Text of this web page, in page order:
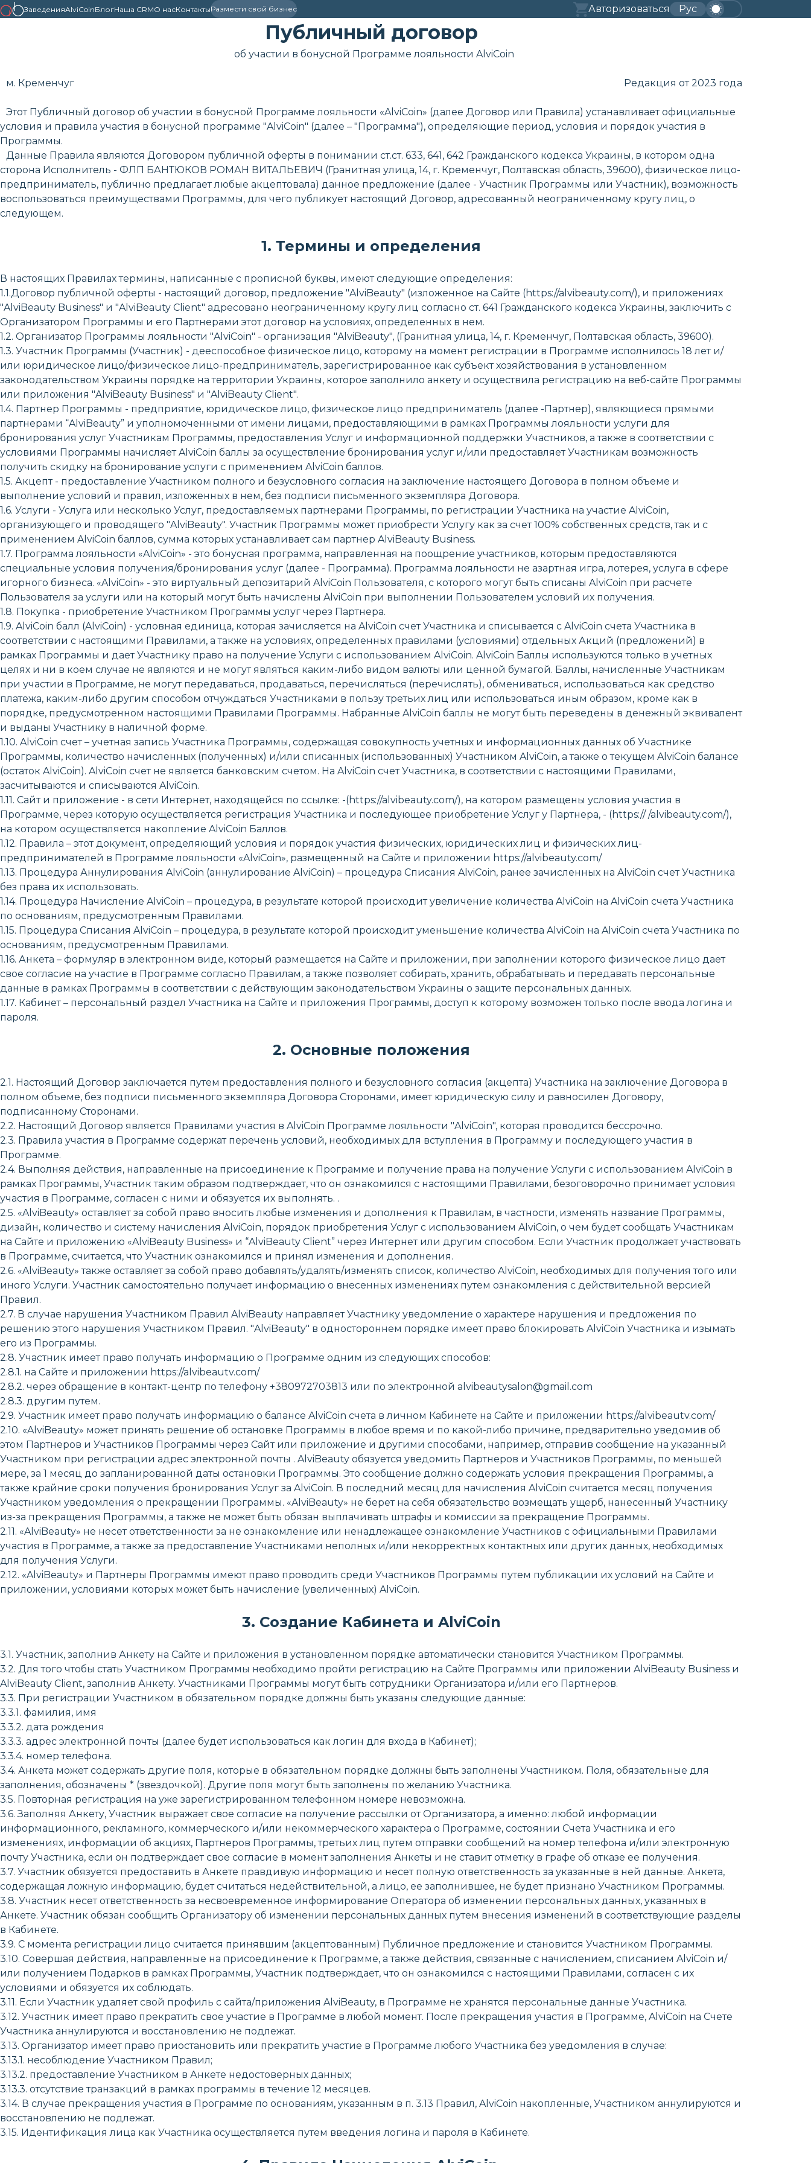
ЗаведенияAlviCoinБлогНаша CRMО насКонтактыРазмести свой бизнес Авторизоваться Рус
Публичный договор
об участии в бонусной Программе лояльности AlviCoin
м. Кременчуг Редакция от 2023 года
Этот Публичный договор об участии в бонусной Программе лояльности «AlviCoin» (далее Договор или Правила) устанавливает официальные
условия и правила участия в бонусной программе "AlviCoin" (далее – "Программа"), определяющие период, условия и порядок участия в
Программы.
Данные Правила являются Договором публичной оферты в понимании ст.ст. 633, 641, 642 Гражданского кодекса Украины, в котором одна
сторона Исполнитель - ФЛП БАНТЮКОВ РОМАН ВИТАЛЬЕВИЧ (Гранитная улица, 14, г. Кременчуг, Полтавская область, 39600), физическое лицо-
предприниматель, публично предлагает любые акцептовала) данное предложение (далее - Участник Программы или Участник), возможность
воспользоваться преимуществами Программы, для чего публикует настоящий Договор, адресованный неограниченному кругу лиц, о
следующем.
1. Термины и определения
В настоящих Правилах термины, написанные с прописной буквы, имеют следующие определения:
1.1.Договор публичной оферты - настоящий договор, предложение "AlviBeauty" (изложенное на Сайте (https://alvibeauty.com/), и приложениях
"AlviBeauty Business" и "AlviBeauty Client" адресовано неограниченному кругу лиц согласно ст. 641 Гражданского кодекса Украины, заключить с
Организатором Программы и его Партнерами этот договор на условиях, определенных в нем.
1.2. Организатор Программы лояльности "AlviCoin" - организация "AlviBeauty", (Гранитная улица, 14, г. Кременчуг, Полтавская область, 39600).
1.3. Участник Программы (Участник) - дееспособное физическое лицо, которому на момент регистрации в Программе исполнилось 18 лет и/
или юридическое лицо/физическое лицо-предприниматель, зарегистрированное как субъект хозяйствования в установленном
законодательством Украины порядке на территории Украины, которое заполнило анкету и осуществила регистрацию на веб-сайте Программы
или приложения "AlviBeauty Business" и "AlviBeauty Client".
1.4. Партнер Программы - предприятие, юридическое лицо, физическое лицо предприниматель (далее -Партнер), являющиеся прямыми
партнерами “AlviBeauty” и уполномоченными от имени лицами, предоставляющими в рамках Программы лояльности услуги для
бронирования услуг Участникам Программы, предоставления Услуг и информационной поддержки Участников, а также в соответствии с
условиями Программы начисляет AlviCoin баллы за осуществление бронирования услуг и/или предоставляет Участникам возможность
получить скидку на бронирование услуги с применением AlviCoin баллов.
1.5. Акцепт - предоставление Участником полного и безусловного согласия на заключение настоящего Договора в полном объеме и
выполнение условий и правил, изложенных в нем, без подписи письменного экземпляра Договора.
1.6. Услуги - Услуга или несколько Услуг, предоставляемых партнерами Программы, по регистрации Участника на участие AlviCoin,
организующего и проводящего "AlviBeauty". Участник Программы может приобрести Услугу как за счет 100% собственных средств, так и с
применением AlviCoin баллов, сумма которых устанавливает сам партнер AlviBeauty Business.
1.7. Программа лояльности «AlviCoin» - это бонусная программа, направленная на поощрение участников, которым предоставляются
специальные условия получения/бронирования услуг (далее - Программа). Программа лояльности не азартная игра, лотерея, услуга в сфере
игорного бизнеса. «AlviCoin» - это виртуальный депозитарий AlviCoin Пользователя, с которого могут быть списаны AlviCoin при расчете
Пользователя за услуги или на который могут быть начислены AlviCoin при выполнении Пользователем условий их получения.
1.8. Покупка - приобретение Участником Программы услуг через Партнера.
1.9. AlviCoin балл (AlviCoin) - условная единица, которая зачисляется на AlviCoin счет Участника и списывается с AlviCoin счета Участника в
соответствии с настоящими Правилами, а также на условиях, определенных правилами (условиями) отдельных Акций (предложений) в
рамках Программы и дает Участнику право на получение Услуги с использованием AlviCoin. AlviCoin Баллы используются только в учетных
целях и ни в коем случае не являются и не могут являться каким-либо видом валюты или ценной бумагой. Баллы, начисленные Участникам
при участии в Программе, не могут передаваться, продаваться, перечисляться (перечислять), обмениваться, использоваться как средство
платежа, каким-либо другим способом отчуждаться Участниками в пользу третьих лиц или использоваться иным образом, кроме как в
порядке, предусмотренном настоящими Правилами Программы. Набранные AlviCoin баллы не могут быть переведены в денежный эквивалент
и выданы Участнику в наличной форме.
1.10. AlviCoin счет – учетная запись Участника Программы, содержащая совокупность учетных и информационных данных об Участнике
Программы, количество начисленных (полученных) и/или списанных (использованных) Участником AlviCoin, а также о текущем AlviCoin балансе
(остаток AlviCoin). AlviCoin счет не является банковским счетом. На AlviCoin счет Участника, в соответствии с настоящими Правилами,
засчитываются и списываются AlviCoin.
1.11. Сайт и приложение - в сети Интернет, находящейся по ссылке: -(https://alvibeauty.com/), на котором размещены условия участия в
Программе, через которую осуществляется регистрация Участника и последующее приобретение Услуг у Партнера, - (https:// /alvibeauty.com/),
на котором осуществляется накопление AlviCoin Баллов.
1.12. Правила – этот документ, определяющий условия и порядок участия физических, юридических лиц и физических лиц-
предпринимателей в Программе лояльности «AlviCoin», размещенный на Сайте и приложении https://alvibeauty.com/
1.13. Процедура Аннулирования AlviCoin (аннулирование AlviCoin) – процедура Списания AlviCoin, ранее зачисленных на AlviCoin счет Участника
без права их использовать.
1.14. Процедура Начисление AlviCoin – процедура, в результате которой происходит увеличение количества AlviCoin на AlviCoin счета Участника
по основаниям, предусмотренным Правилами.
1.15. Процедура Списания AlviCoin – процедура, в результате которой происходит уменьшение количества AlviCoin на AlviCoin счета Участника по
основаниям, предусмотренным Правилами.
1.16. Анкета – формуляр в электронном виде, который размещается на Сайте и приложении, при заполнении которого физическое лицо дает
свое согласие на участие в Программе согласно Правилам, а также позволяет собирать, хранить, обрабатывать и передавать персональные
данные в рамках Программы в соответствии с действующим законодательством Украины о защите персональных данных.
1.17. Кабинет – персональный раздел Участника на Сайте и приложения Программы, доступ к которому возможен только после ввода логина и
пароля.
2. Основные положения
2.1. Настоящий Договор заключается путем предоставления полного и безусловного согласия (акцепта) Участника на заключение Договора в
полном объеме, без подписи письменного экземпляра Договора Сторонами, имеет юридическую силу и равносилен Договору,
подписанному Сторонами.
2.2. Настоящий Договор является Правилами участия в AlviCoin Программе лояльности "AlviCoin", которая проводится бессрочно.
2.3. Правила участия в Программе содержат перечень условий, необходимых для вступления в Программу и последующего участия в
Программе.
2.4. Выполняя действия, направленные на присоединение к Программе и получение права на получение Услуги с использованием AlviCoin в
рамках Программы, Участник таким образом подтверждает, что он ознакомился с настоящими Правилами, безоговорочно принимает условия
участия в Программе, согласен с ними и обязуется их выполнять. .
2.5. «AlviBeauty» оставляет за собой право вносить любые изменения и дополнения к Правилам, в частности, изменять название Программы,
дизайн, количество и систему начисления AlviCoin, порядок приобретения Услуг с использованием AlviCoin, о чем будет сообщать Участникам
на Сайте и приложению «AlviBeauty Business» и “AlviBeauty Client” через Интернет или другим способом. Если Участник продолжает участвовать
в Программе, считается, что Участник ознакомился и принял изменения и дополнения.
2.6. «AlviBeauty» также оставляет за собой право добавлять/удалять/изменять список, количество AlviCoin, необходимых для получения того или
иного Услуги. Участник самостоятельно получает информацию о внесенных изменениях путем ознакомления с действительной версией
Правил.
2.7. В случае нарушения Участником Правил AlviBeauty направляет Участнику уведомление о характере нарушения и предложения по
решению этого нарушения Участником Правил. "AlviBeauty" в одностороннем порядке имеет право блокировать AlviCoin Участника и изымать
его из Программы.
2.8. Участник имеет право получать информацию о Программе одним из следующих способов:
2.8.1. на Сайте и приложении https://alvibeautv.com/
2.8.2. через обращение в контакт-центр по телефону +380972703813 или по электронной alvibeautysalon@gmail.com
2.8.3. другим путем.
2.9. Участник имеет право получать информацию о балансе AlviCoin счета в личном Кабинете на Сайте и приложении https://alvibeautv.com/
2.10. «AlviBeauty» может принять решение об остановке Программы в любое время и по какой-либо причине, предварительно уведомив об
этом Партнеров и Участников Программы через Сайт или приложение и другими способами, например, отправив сообщение на указанный
Участником при регистрации адрес электронной почты . AlviBeauty обязуется уведомить Партнеров и Участников Программы, по меньшей
мере, за 1 месяц до запланированной даты остановки Программы. Это сообщение должно содержать условия прекращения Программы, а
также крайние сроки получения бронирования Услуг за AlviCoin. В последний месяц для начисления AlviCoin считается месяц получения
Участником уведомления о прекращении Программы. «AlviBeauty» не берет на себя обязательство возмещать ущерб, нанесенный Участнику
из-за прекращения Программы, а также не может быть обязан выплачивать штрафы и комиссии за прекращение Программы.
2.11. «AlviBeauty» не несет ответственности за не ознакомление или ненадлежащее ознакомление Участников с официальными Правилами
участия в Программе, а также за предоставление Участниками неполных и/или некорректных контактных или других данных, необходимых
для получения Услуги.
2.12. «AlviBeauty» и Партнеры Программы имеют право проводить среди Участников Программы путем публикации их условий на Сайте и
приложении, условиями которых может быть начисление (увеличенных) AlviCoin.
3. Создание Кабинета и AlviCoin
3.1. Участник, заполнив Анкету на Сайте и приложения в установленном порядке автоматически становится Участником Программы.
3.2. Для того чтобы стать Участником Программы необходимо пройти регистрацию на Сайте Программы или приложении AlviBeauty Business и
AlviBeauty Client, заполнив Анкету. Участниками Программы могут быть сотрудники Организатора и/или его Партнеров.
3.3. При регистрации Участником в обязательном порядке должны быть указаны следующие данные:
3.3.1. фамилия, имя
3.3.2. дата рождения
3.3.3. адрес электронной почты (далее будет использоваться как логин для входа в Кабинет);
3.3.4. номер телефона.
3.4. Анкета может содержать другие поля, которые в обязательном порядке должны быть заполнены Участником. Поля, обязательные для
заполнения, обозначены * (звездочкой). Другие поля могут быть заполнены по желанию Участника.
3.5. Повторная регистрация на уже зарегистрированном телефонном номере невозможна.
3.6. Заполняя Анкету, Участник выражает свое согласие на получение рассылки от Организатора, а именно: любой информации
информационного, рекламного, коммерческого и/или некоммерческого характера о Программе, состоянии Счета Участника и его
изменениях, информации об акциях, Партнеров Программы, третьих лиц путем отправки сообщений на номер телефона и/или электронную
почту Участника, если он подтверждает свое согласие в момент заполнения Анкеты и не ставит отметку в графе об отказе ее получения.
3.7. Участник обязуется предоставить в Анкете правдивую информацию и несет полную ответственность за указанные в ней данные. Анкета,
содержащая ложную информацию, будет считаться недействительной, а лицо, ее заполнившее, не будет признано Участником Программы.
3.8. Участник несет ответственность за несвоевременное информирование Оператора об изменении персональных данных, указанных в
Анкете. Участник обязан сообщить Организатору об изменении персональных данных путем внесения изменений в соответствующие разделы
в Кабинете.
3.9. С момента регистрации лицо считается принявшим (акцептованным) Публичное предложение и становится Участником Программы.
3.10. Совершая действия, направленные на присоединение к Программе, а также действия, связанные с начислением, списанием AlviCoin и/
или получением Подарков в рамках Программы, Участник подтверждает, что он ознакомился с настоящими Правилами, согласен с их
условиями и обязуется их соблюдать.
3.11. Если Участник удаляет свой профиль с сайта/приложения AlviBeauty, в Программе не хранятся персональные данные Участника.
3.12. Участник имеет право прекратить свое участие в Программе в любой момент. После прекращения участия в Программе, AlviCoin на Счете
Участника аннулируются и восстановлению не подлежат.
3.13. Организатор имеет право приостановить или прекратить участие в Программе любого Участника без уведомления в случае:
3.13.1. несоблюдение Участником Правил;
3.13.2. предоставление Участником в Анкете недостоверных данных;
3.13.3. отсутствие транзакций в рамках программы в течение 12 месяцев.
3.14. В случае прекращения участия в Программе по основаниям, указанным в п. 3.13 Правил, AlviCoin накопленные, Участником аннулируются и
восстановлению не подлежат.
3.15. Идентификация лица как Участника осуществляется путем введения логина и пароля в Кабинете.